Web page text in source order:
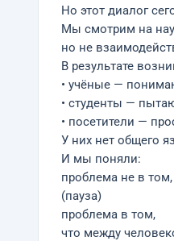
Но этот диалог
Мы смотрим на
но не
В результате
• учёные —
• студенты —
• посетители —
У них нет общего
И мы поняли:
проблема не в
(пауза)
проблема в том,
что между